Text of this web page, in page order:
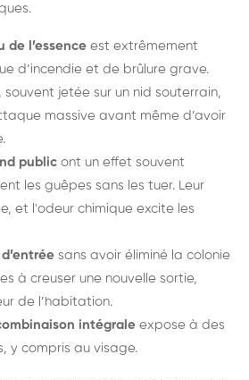
de l’essence est extrêmement
d’incendie et de brûlure grave.
, souvent jetée sur un nid souterrain,
massive avant même d’avoir
public ont un effet souvent
les guêpes sans les tuer. Leur
et l'odeur chimique excite les
sans avoir éliminé la colonie
à creuser une nouvelle sortie,
de l’habitation.
intégrale expose à des
y compris au visage.